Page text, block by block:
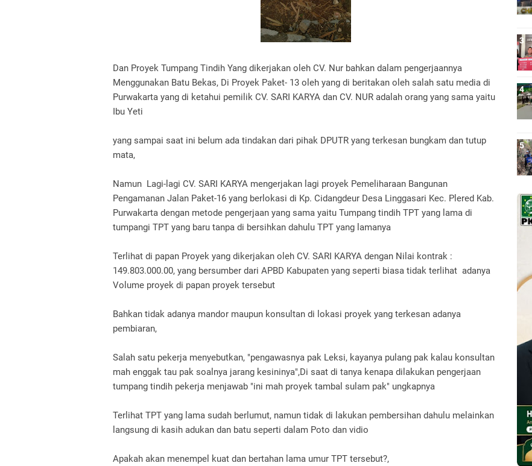
Dan Proyek Tumpang Tindih Yang dikerjakan oleh CV. Nur bahkan dalam pengerjaannya
Menggunakan Batu Bekas, Di Proyek Paket- 13 oleh yang di beritakan oleh salah satu media di
Purwakarta yang di ketahui pemilik CV. SARI KARYA dan CV. NUR adalah orang yang sama yaitu
Ibu Yeti
yang sampai saat ini belum ada tindakan dari pihak DPUTR yang terkesan bungkam dan tutup
mata,
Namun Lagi-lagi CV. SARI KARYA mengerjakan lagi proyek Pemeliharaan Bangunan
Pengamanan Jalan Paket-16 yang berlokasi di Kp. Cidangdeur Desa Linggasari Kec. Plered Kab.
Purwakarta dengan metode pengerjaan yang sama yaitu Tumpang tindih TPT yang lama di
tumpangi TPT yang baru tanpa di bersihkan dahulu TPT yang lamanya
Terlihat di papan Proyek yang dikerjakan oleh CV. SARI KARYA dengan Nilai kontrak :
149.803.000.00, yang bersumber dari APBD Kabupaten yang seperti biasa tidak terlihat adanya
Volume proyek di papan proyek tersebut
Bahkan tidak adanya mandor maupun konsultan di lokasi proyek yang terkesan adanya
pembiaran,
Salah satu pekerja menyebutkan, "pengawasnya pak Leksi, kayanya pulang pak kalau konsultan
mah enggak tau pak soalnya jarang kesininya",Di saat di tanya kenapa dilakukan pengerjaan
tumpang tindih pekerja menjawab "ini mah proyek tambal sulam pak" ungkapnya
Terlihat TPT yang lama sudah berlumut, namun tidak di lakukan pembersihan dahulu melainkan
langsung di kasih adukan dan batu seperti dalam Poto dan vidio
Apakah akan menempel kuat dan bertahan lama umur TPT tersebut?,